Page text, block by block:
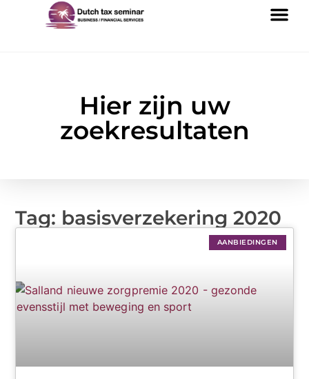
Hier zijn uw
zoekresultaten
Tag: basisverzekering 2020
AANBIEDINGEN